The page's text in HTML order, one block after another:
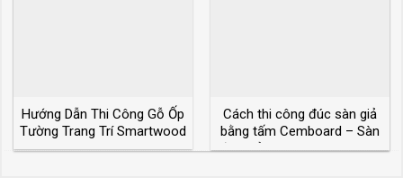
Hướng Dẫn Thi Công Gỗ Ốp
Tường Trang Trí Smartwood
Cách thi công đúc sàn giả
bằng tấm Cemboard – Sàn
đúc giả chịu lực bao nhiêu?